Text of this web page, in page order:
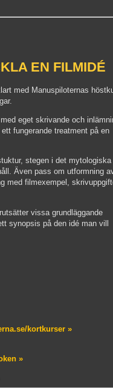
EN FILMIDÉ
med Manuspiloternas
eget skrivande och
fungerande treatment på en
stegen i det mytologiska
Även pass om utformning
med filmexempel,
vissa grundläggande
synopsis på den idé man vill
kortkurser »
»